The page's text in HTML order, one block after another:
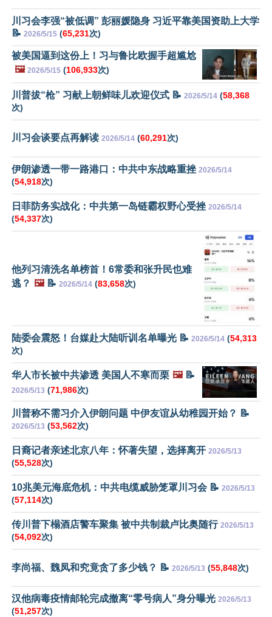
川习会李强“被低调” 彭丽媛隐身 习近平靠美国资助上大学
📝 2026/5/15 (65,231次)
被美国逼到这份上！习与鲁比欧握手超尴尬
🖼️ 2026/5/15 (106,933次)
川普拔“枪” 习献上朝鲜味儿欢迎仪式 📝 2026/5/14 (58,368
次)
川习会谈要点再解读 2026/5/14 (60,291次)
伊朗渗透一带一路港口：中共中东战略重挫 2026/5/14
(54,918次)
日菲防务实战化：中共第一岛链霸权野心受挫 2026/5/14
(54,337次)
他列习清洗名单榜首！6常委和张升民也难
逃？ 🖼️📝 2026/5/14 (83,658次)
陆委会震怒！台媒赴大陆听训名单曝光 📝 2026/5/14 (54,313
次)
华人市长被中共渗透 美国人不寒而栗 🖼️📝
2026/5/13 (71,986次)
川普称不需习介入伊朗问题 中伊友谊从幼稚园开始？ 📝
2026/5/13 (53,562次)
日裔记者亲述北京八年：怀著失望，选择离开 2026/5/13
(55,528次)
10兆美元海底危机：中共电缆威胁笼罩川习会 📝 2026/5/13
(57,114次)
传川普下榻酒店警车聚集 被中共制裁卢比奥随行 2026/5/13
(54,092次)
李尚福、魏凤和究竟贪了多少钱？ 📝 2026/5/13 (55,848次)
汉他病毒疫情邮轮完成撤离“零号病人”身分曝光 2026/5/13
(51,257次)